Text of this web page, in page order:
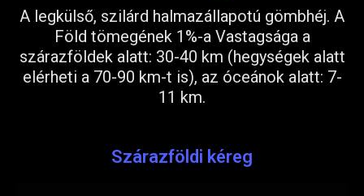
A legkülső, szilárd halmazállapotú gömbhéj. A
Föld tömegének 1%-a Vastagsága a
szárazföldek alatt: 30-40 km (hegységek alatt
elérheti a 70-90 km-t is), az óceánok alatt: 7-
11 km.
Szárazföldi kéreg